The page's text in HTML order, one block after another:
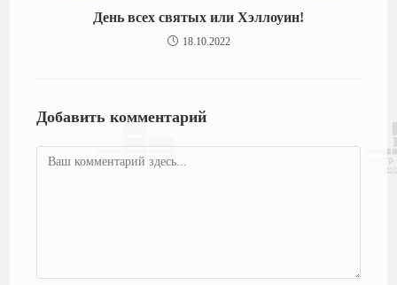
День всех святых или Хэллоуин!
18.10.2022
Добавить комментарий